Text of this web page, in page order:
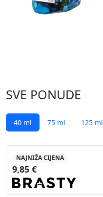
SVE PONUDE
40 ml 75 ml 125 ml
NAJNIŽA CIJENA
9,85 €